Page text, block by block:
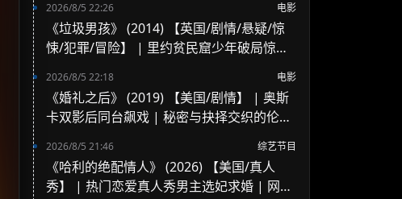
2026/8/5 22:26 电影
《垃圾男孩》 (2014) 【英国/剧情/悬疑/惊
悚/犯罪/冒险】 | 里约贫民窟少年破局惊天
险
2026/8/5 22:18 电影
《婚礼之后》 (2019) 【美国/剧情】 | 奥斯
卡双影后同台飙戏 | 秘密与抉择交织的伦理
2026/8/5 21:46 综艺节目
《哈利的绝配情人》 (2026) 【美国/真人
秀】 | 热门恋爱真人秀男主选妃求婚 | 网红